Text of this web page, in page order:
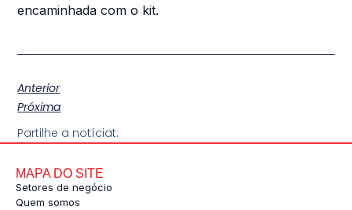
encaminhada com o kit.
Anterior
Próxima
Partilhe a notíciat:
MAPA DO SITE
Setores de negócio
Quem somos